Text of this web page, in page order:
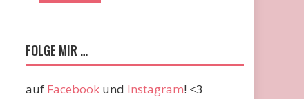
FOLGE MIR …
auf Facebook und Instagram! <3